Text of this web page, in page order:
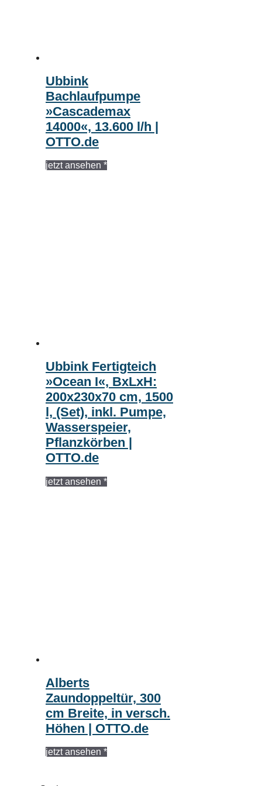
Ubbink
Bachlaufpumpe
»Cascademax
14000«, 13.600 l/h |
OTTO.de
jetzt ansehen *
Ubbink Fertigteich
»Ocean I«, BxLxH:
200x230x70 cm, 1500
l, (Set), inkl. Pumpe,
Wasserspeier,
Pflanzkörben |
OTTO.de
jetzt ansehen *
Alberts
Zaundoppeltür, 300
cm Breite, in versch.
Höhen | OTTO.de
jetzt ansehen *